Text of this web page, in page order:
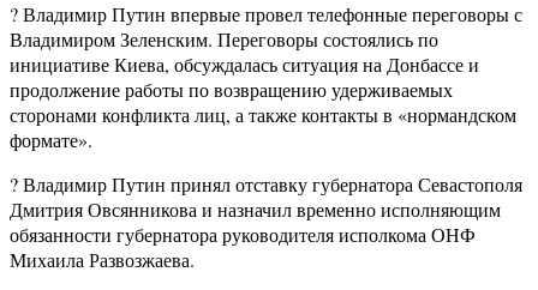
? Владимир Путин впервые провел телефонные переговоры с
Владимиром Зеленским. Переговоры состоялись по
инициативе Киева, обсуждалась ситуация на Донбассе и
продолжение работы по возвращению удерживаемых
сторонами конфликта лиц, а также контакты в «нормандском
формате».
? Владимир Путин принял отставку губернатора Севастополя
Дмитрия Овсянникова и назначил временно исполняющим
обязанности губернатора руководителя исполкома ОНФ
Михаила Развозжаева.